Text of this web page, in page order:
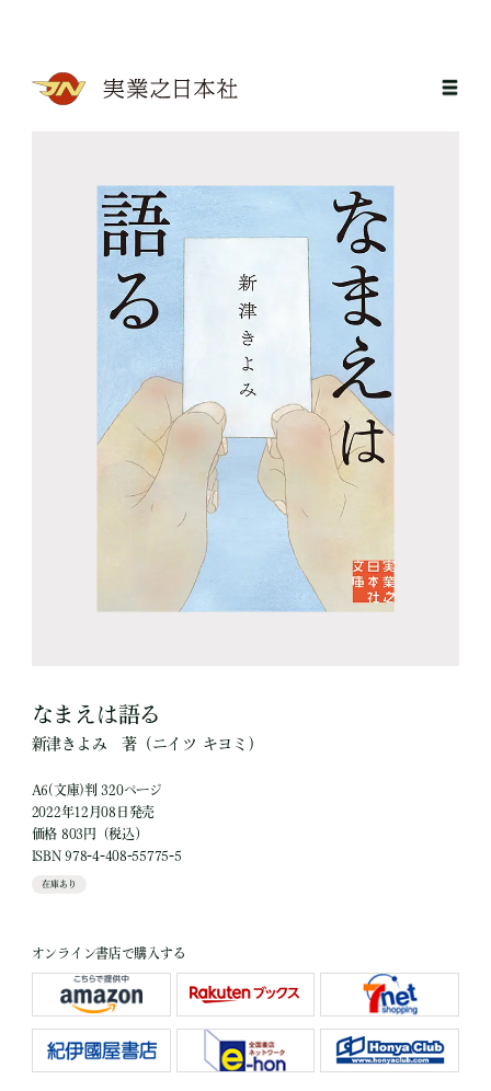
なまえは語る
新津きよみ 著 （ニイツ キヨミ）
A6(文庫)判 320ページ
2022年12月08日発売
価格 803円（税込）
ISBN 978-4-408-55775-5
在庫あり
オンライン書店で購入する